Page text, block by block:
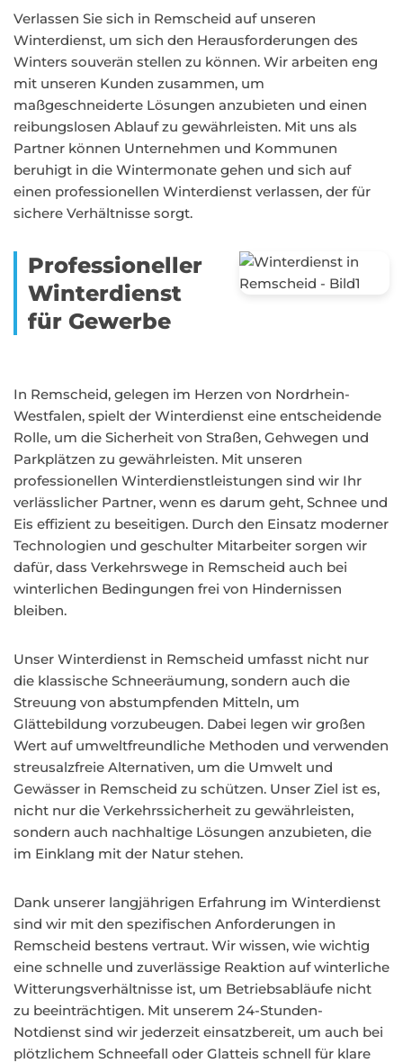
Verlassen Sie sich in Remscheid auf unseren
Winterdienst, um sich den Herausforderungen des
Winters souverän stellen zu können. Wir arbeiten eng
mit unseren Kunden zusammen, um
maßgeschneiderte Lösungen anzubieten und einen
reibungslosen Ablauf zu gewährleisten. Mit uns als
Partner können Unternehmen und Kommunen
beruhigt in die Wintermonate gehen und sich auf
einen professionellen Winterdienst verlassen, der für
sichere Verhältnisse sorgt.
Professioneller
Winterdienst
für Gewerbe
In Remscheid, gelegen im Herzen von Nordrhein-
Westfalen, spielt der Winterdienst eine entscheidende
Rolle, um die Sicherheit von Straßen, Gehwegen und
Parkplätzen zu gewährleisten. Mit unseren
professionellen Winterdienstleistungen sind wir Ihr
verlässlicher Partner, wenn es darum geht, Schnee und
Eis effizient zu beseitigen. Durch den Einsatz moderner
Technologien und geschulter Mitarbeiter sorgen wir
dafür, dass Verkehrswege in Remscheid auch bei
winterlichen Bedingungen frei von Hindernissen
bleiben.
Unser Winterdienst in Remscheid umfasst nicht nur
die klassische Schneeräumung, sondern auch die
Streuung von abstumpfenden Mitteln, um
Glättebildung vorzubeugen. Dabei legen wir großen
Wert auf umweltfreundliche Methoden und verwenden
streusalzfreie Alternativen, um die Umwelt und
Gewässer in Remscheid zu schützen. Unser Ziel ist es,
nicht nur die Verkehrssicherheit zu gewährleisten,
sondern auch nachhaltige Lösungen anzubieten, die
im Einklang mit der Natur stehen.
Dank unserer langjährigen Erfahrung im Winterdienst
sind wir mit den spezifischen Anforderungen in
Remscheid bestens vertraut. Wir wissen, wie wichtig
eine schnelle und zuverlässige Reaktion auf winterliche
Witterungsverhältnisse ist, um Betriebsabläufe nicht
zu beeinträchtigen. Mit unserem 24-Stunden-
Notdienst sind wir jederzeit einsatzbereit, um auch bei
plötzlichem Schneefall oder Glatteis schnell für klare